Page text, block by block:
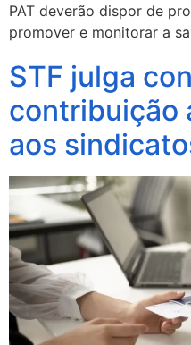
PAT deverão dispor de
promover e monitorar a
STF julga
contribuição
aos